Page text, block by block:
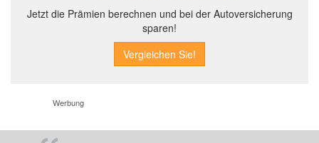
Jetzt die Prämien berechnen und bei der Autoversicherung
sparen!
Werbung